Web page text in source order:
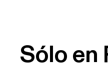
Sólo en